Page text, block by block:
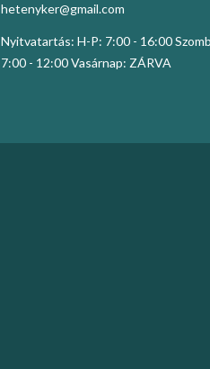
hetenyker@gmail.com
Nyitvatartás: H-P: 7:00 - 16:00
7:00 - 12:00 Vasárnap: ZÁRVA